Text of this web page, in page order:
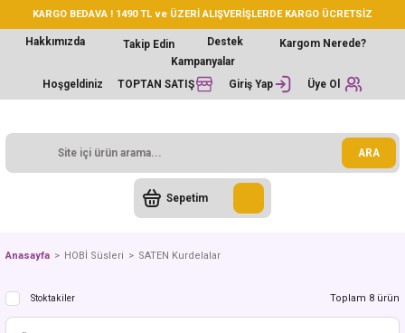
KARGO BEDAVA ! 1490 TL ve ÜZERİ ALIŞVERİŞLERDE KARGO ÜCRETSİZ
Hakkımızda Takip Edin Destek
Kargom Nerede?
Kampanyalar
Hoşgeldiniz
TOPTAN SATIŞ Giriş Yap Üye Ol
ARA
Sepetim
Anasayfa HOBİ Süsleri SATEN Kurdelalar
Stoktakiler Toplam 8 ürün